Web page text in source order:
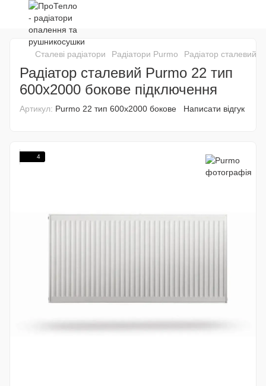
Сталеві радіатори Радіатори Purmo Радіатор сталевий
Радіатор сталевий Purmo 22 тип
600x2000 бокове підключення
Артикул: Purmo 22 тип 600x2000 бокове Написати відгук
4